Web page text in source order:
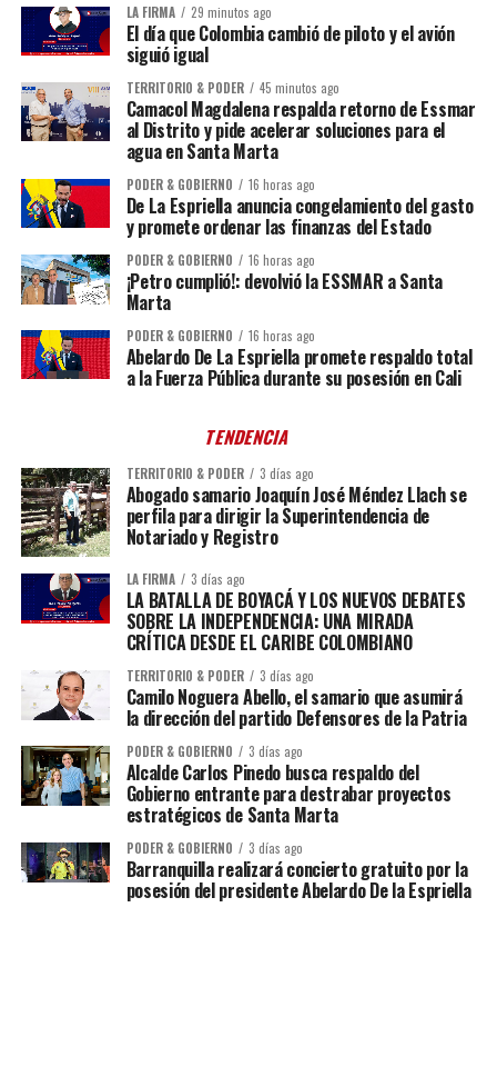
LA FIRMA 29 minutos ago
El día que Colombia cambió de piloto y el avión
siguió igual
TERRITORIO & PODER 45 minutos ago
Camacol Magdalena respalda retorno de Essmar
al Distrito y pide acelerar soluciones para el
agua en Santa Marta
PODER & GOBIERNO 16 horas ago
De La Espriella anuncia congelamiento del gasto
y promete ordenar las finanzas del Estado
PODER & GOBIERNO 16 horas ago
¡Petro cumplió!: devolvió la ESSMAR a Santa
Marta
PODER & GOBIERNO 16 horas ago
Abelardo De La Espriella promete respaldo total
a la Fuerza Pública durante su posesión en Cali
TENDENCIA
TERRITORIO & PODER 3 días ago
Abogado samario Joaquín José Méndez Llach se
perfila para dirigir la Superintendencia de
Notariado y Registro
LA FIRMA 3 días ago
LA BATALLA DE BOYACÁ Y LOS NUEVOS DEBATES
SOBRE LA INDEPENDENCIA: UNA MIRADA
CRÍTICA DESDE EL CARIBE COLOMBIANO
TERRITORIO & PODER 3 días ago
Camilo Noguera Abello, el samario que asumirá
la dirección del partido Defensores de la Patria
PODER & GOBIERNO 3 días ago
Alcalde Carlos Pinedo busca respaldo del
Gobierno entrante para destrabar proyectos
estratégicos de Santa Marta
PODER & GOBIERNO 3 días ago
Barranquilla realizará concierto gratuito por la
posesión del presidente Abelardo De la Espriella